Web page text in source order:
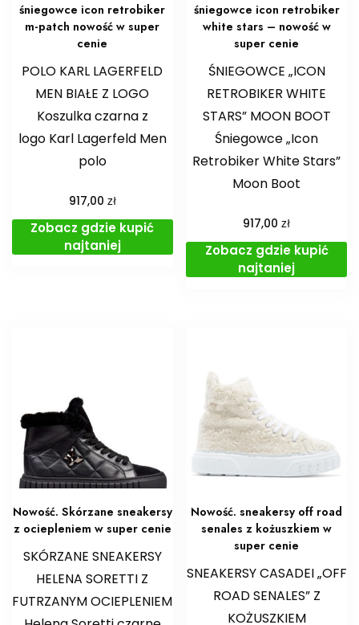
śniegowce icon retrobiker
m-patch nowość w super
cenie
POLO KARL LAGERFELD
MEN BIAŁE Z LOGO
Koszulka czarna z
logo Karl Lagerfeld Men
polo
917,00 zł
Zobacz gdzie kupić
najtaniej
śniegowce icon retrobiker
white stars – nowość w
super cenie
ŚNIEGOWCE „ICON
RETROBIKER WHITE
STARS” MOON BOOT
Śniegowce „Icon
Retrobiker White Stars”
Moon Boot
917,00zł
Zobacz gdzie kupić
najtaniej
Nowość. Skórzane sneakersy
z ociepleniem w super cenie
SKÓRZANE SNEAKERSY
HELENA SORETTI Z
FUTRZANYM OCIEPLENIEM
Nowość. sneakersy off road
senales z kożuszkiem w
super cenie
SNEAKERSY CASADEI „OFF
ROAD SENALES” Z
KOŻUSZKIEM